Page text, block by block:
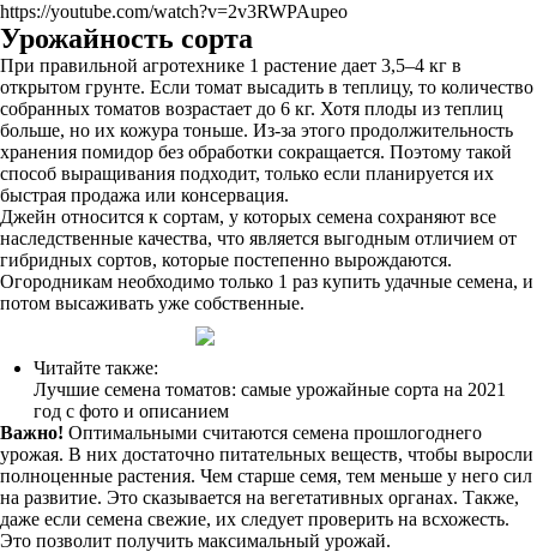
https://youtube.com/watch?v=2v3RWPAupeo
Урожайность сорта
При правильной агротехнике 1 растение дает 3,5–4 кг в
открытом грунте. Если томат высадить в теплицу, то количество
собранных томатов возрастает до 6 кг. Хотя плоды из теплиц
больше, но их кожура тоньше. Из-за этого продолжительность
хранения помидор без обработки сокращается. Поэтому такой
способ выращивания подходит, только если планируется их
быстрая продажа или консервация.
Джейн относится к сортам, у которых семена сохраняют все
наследственные качества, что является выгодным отличием от
гибридных сортов, которые постепенно вырождаются.
Огородникам необходимо только 1 раз купить удачные семена, и
потом высаживать уже собственные.
Читайте также:
Лучшие семена томатов: самые урожайные сорта на 2021
год с фото и описанием
Важно! Оптимальными считаются семена прошлогоднего
урожая. В них достаточно питательных веществ, чтобы выросли
полноценные растения. Чем старше семя, тем меньше у него сил
на развитие. Это сказывается на вегетативных органах. Также,
даже если семена свежие, их следует проверить на всхожесть.
Это позволит получить максимальный урожай.